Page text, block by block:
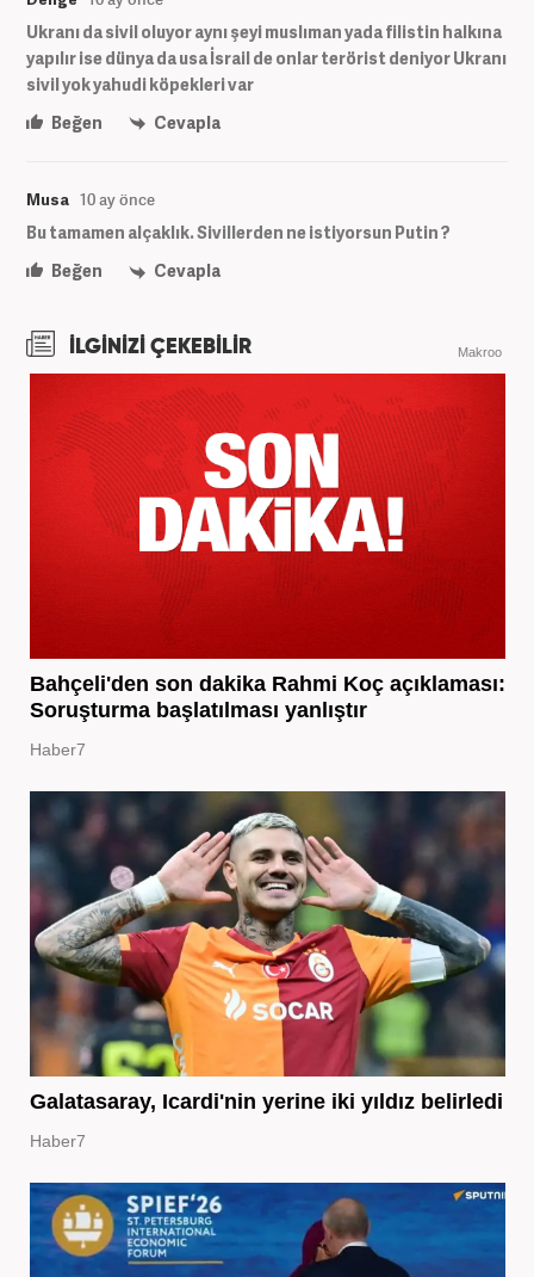
Ukranı da sivil oluyor aynı şeyi muslıman yada filistin halkına
yapılır ise dünya da usa İsrail de onlar terörist deniyor Ukranı
sivil yok yahudi köpekleri var
Beğen
Cevapla
Musa 10 ay önce
Bu tamamen alçaklık. Sivillerden ne istiyorsun Putin ?
Beğen
Cevapla
İLGİNİZİ ÇEKEBİLİR Makroo
Bahçeli'den son dakika Rahmi Koç açıklaması:
Soruşturma başlatılması yanlıştır
Haber7
Galatasaray, Icardi'nin yerine iki yıldız belirledi
Haber7